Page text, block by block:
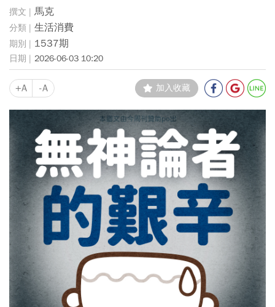
馬克
生活消費
1537期
2026-06-03 10:20
+A -A 加入收藏